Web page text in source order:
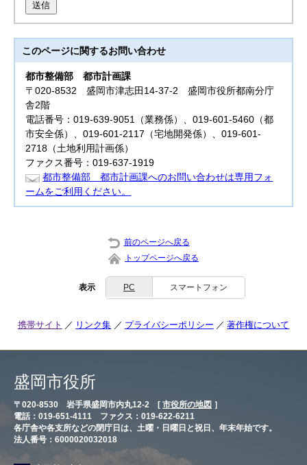
送信
このページに関するお問い合わせ
都市整備部都市計画課
〒020-8532 盛岡市津志田14-37-2 盛岡市役所都南分庁
舎2階
電話番号：019-639-9051（業務係）、019-601-5460（都
市安全係）、019-601-2117（宅地開発係）、019-601-
2718（土地利用計画係）
ファクス番号：019-637-1919
都市整備部 都市計画課へのお問い合わせは専用フォ
ームをご利用ください。
前のページへ戻る
トップページへ戻る
表示 PC スマートフォン
携帯サイト リンク集 プライバシーポリシー 著作権について
盛岡市役所
〒020-8530 岩手県盛岡市内丸12-2 [ 市役所の地図 ］
電話：019-651-4111 ファクス：019-622-6211
各庁舎や各支所などの閉庁日は、土曜・日曜日と祝日、年末年始です。
法人番号：6000020032018